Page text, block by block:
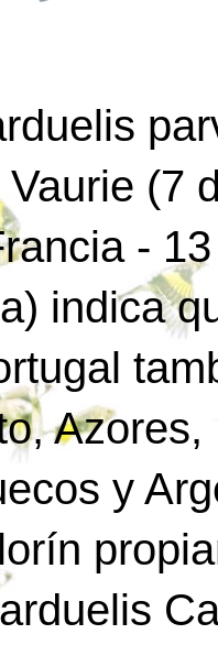
(7
-
indica
y